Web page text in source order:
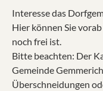
Interesse das
Hier können Sie
noch frei ist.
Bitte beachten: Der
Gemeinde
Überschneidungen